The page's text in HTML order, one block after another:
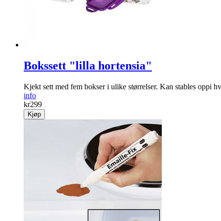
Bokssett "lilla hortensia"
Kjekt sett med fem bokser i ulike størrelser. Kan stables oppi
info
kr299
Kjøp